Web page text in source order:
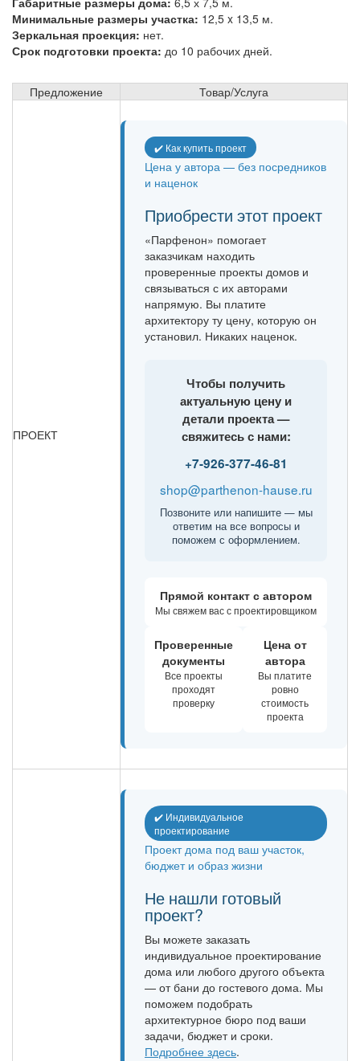
Минимальные размеры участка: 12,5 x 13,5 м.
Зеркальная проекция: нет.
Срок подготовки проекта: до 10 рабочих дней.
Предложение Товар/Услуга
ПРОЕКТ
✔️ Как купить проект
Цена у автора — без посредников
и наценок
Приобрести этот проект
«Парфенон» помогает
заказчикам находить
проверенные проекты домов и
связываться с их авторами
напрямую. Вы платите
архитектору ту цену, которую он
установил. Никаких наценок.
Чтобы получить
актуальную цену и
детали проекта —
свяжитесь с нами:
+7-926-377-46-81
shop@parthenon-hause.ru
Позвоните или напишите — мы
ответим на все вопросы и
поможем с оформлением.
Прямой контакт с автором
Мы свяжем вас с проектировщиком
Проверенные
документы
Все проекты
проходят
проверку
Цена от
автора
Вы платите
ровно
стоимость
проекта
✔️ Индивидуальное
проектирование
Проект дома под ваш участок,
бюджет и образ жизни
Не нашли готовый
проект?
Вы можете заказать
индивидуальное проектирование
дома или любого другого объекта
— от бани до гостевого дома. Мы
поможем подобрать
архитектурное бюро под ваши
задачи, бюджет и сроки.
Подробнее здесь.